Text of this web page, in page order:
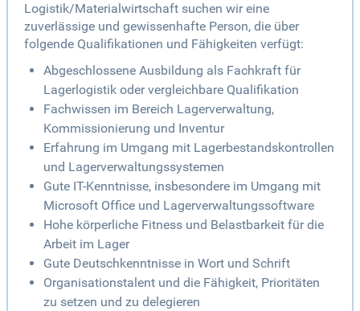
Logistik/Materialwirtschaft suchen wir eine
zuverlässige und gewissenhafte Person, die über
folgende Qualifikationen und Fähigkeiten verfügt:
Abgeschlossene Ausbildung als Fachkraft für
Lagerlogistik oder vergleichbare Qualifikation
Fachwissen im Bereich Lagerverwaltung,
Kommissionierung und Inventur
Erfahrung im Umgang mit Lagerbestandskontrollen
und Lagerverwaltungssystemen
Gute IT-Kenntnisse, insbesondere im Umgang mit
Microsoft Office und Lagerverwaltungssoftware
Hohe körperliche Fitness und Belastbarkeit für die
Arbeit im Lager
Gute Deutschkenntnisse in Wort und Schrift
Organisationstalent und die Fähigkeit, Prioritäten
zu setzen und zu delegieren